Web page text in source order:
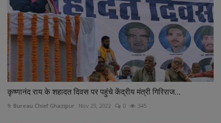
कृष्णानंद राय के शहादत दिवस पर पहुंचे केंद्रीय मंत्री गिरिराज...
9. Bureau Chief Ghazipur Nov 29, 2022 0 345